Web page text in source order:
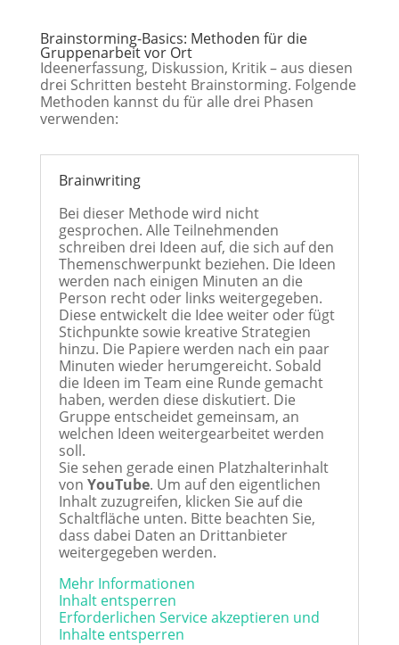
Brainstorming-Basics: Methoden für die
Gruppenarbeit vor Ort
Ideenerfassung, Diskussion, Kritik – aus diesen
drei Schritten besteht Brainstorming. Folgende
Methoden kannst du für alle drei Phasen
verwenden:
Brainwriting
Bei dieser Methode wird nicht
gesprochen. Alle Teilnehmenden
schreiben drei Ideen auf, die sich auf den
Themenschwerpunkt beziehen. Die Ideen
werden nach einigen Minuten an die
Person recht oder links weitergegeben.
Diese entwickelt die Idee weiter oder fügt
Stichpunkte sowie kreative Strategien
hinzu. Die Papiere werden nach ein paar
Minuten wieder herumgereicht. Sobald
die Ideen im Team eine Runde gemacht
haben, werden diese diskutiert. Die
Gruppe entscheidet gemeinsam, an
welchen Ideen weitergearbeitet werden
soll.
Sie sehen gerade einen Platzhalterinhalt
von YouTube. Um auf den eigentlichen
Inhalt zuzugreifen, klicken Sie auf die
Schaltfläche unten. Bitte beachten Sie,
dass dabei Daten an Drittanbieter
weitergegeben werden.
Mehr Informationen
Inhalt entsperren
Erforderlichen Service akzeptieren und
Inhalte entsperren